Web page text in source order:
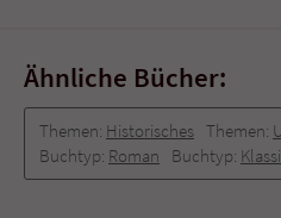
Ähnliche Bücher:
Themen: Historisches Themen:
Buchtyp: Roman Buchtyp: